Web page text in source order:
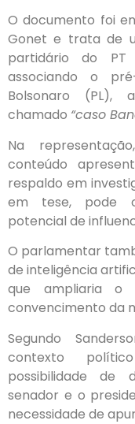
O documento foi
Gonet e trata de
partidário do
associando o
Bolsonaro (PL),
chamado “caso
Na
conteúdo
respaldo em
em tese, pode
potencial de
O parlamentar
de inteligência
que ampliaria o
convencimento da
Segundo
contexto
possibilidade de
senador e o
necessidade de